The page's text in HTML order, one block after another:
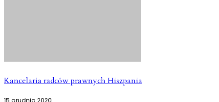
Kancelaria radców prawnych Hiszpania
15 grudnia 2020